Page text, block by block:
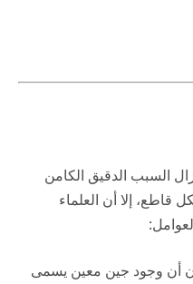
السبب الدقيق الكامن
إلا أن العلماء
أن وجود جين معين يسمى